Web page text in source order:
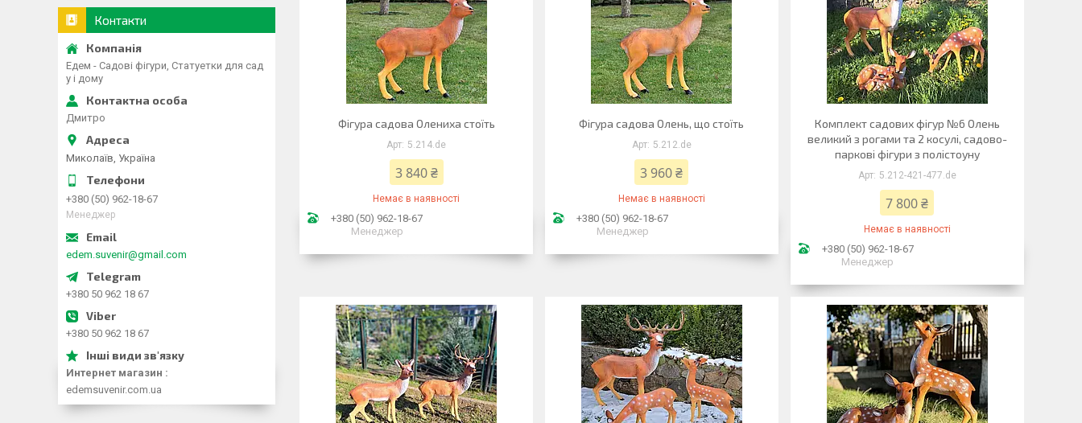
Фігура садова Олениха стоїть
5.214.de
3 840 ₴
Немає в наявності
+380 (50) 962-18-67
Менеджер
Фігура садова Олень, що стоїть
5.212.de
3 960 ₴
Немає в наявності
+380 (50) 962-18-67
Менеджер
Комплект садових фігур №6 Олень
великий з рогами та 2 косулі, садово-
паркові фігури з полістоуну
5.212-421-477.de
7 800 ₴
Немає в наявності
+380 (50) 962-18-67
Менеджер
Контакти
Едем - Садові фігури, Статуетки для сад
у і дому
Дмитро
Миколаїв, Україна
+380 (50) 962-18-67
Менеджер
edem.suvenir@gmail.com
+380 50 962 18 67
+380 50 962 18 67
Интернет магазин
edemsuvenir.com.ua